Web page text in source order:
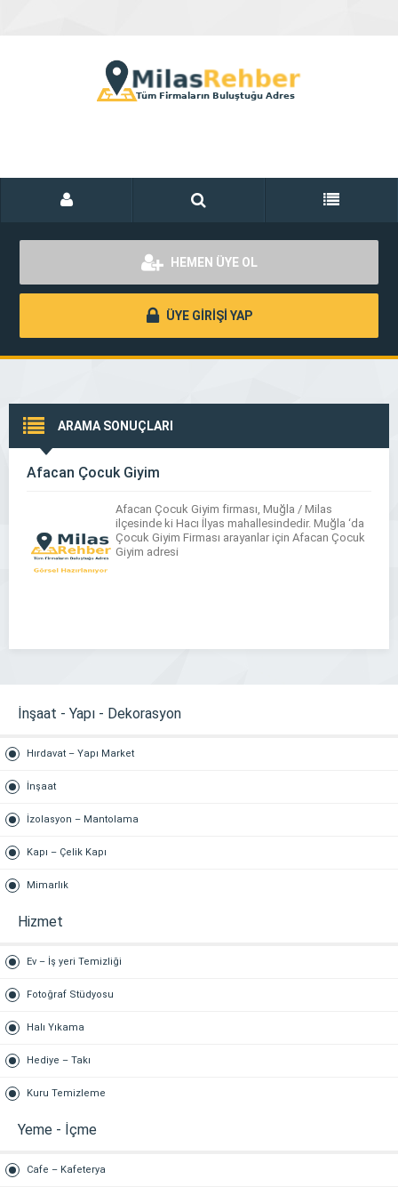
HEMEN ÜYE OL
ÜYE GİRİŞİ YAP
ARAMA SONUÇLARI
Afacan Çocuk Giyim
Afacan Çocuk Giyim firması, Muğla / Milas
ilçesinde ki Hacı İlyas mahallesindedir. Muğla ‘da
Çocuk Giyim Firması arayanlar için Afacan Çocuk
Giyim adresi
İnşaat - Yapı - Dekorasyon
Hırdavat – Yapı Market
İnşaat
İzolasyon – Mantolama
Kapı – Çelik Kapı
Mimarlık
Hizmet
Ev – İş yeri Temizliği
Fotoğraf Stüdyosu
Halı Yıkama
Hediye – Takı
Kuru Temizleme
Yeme - İçme
Cafe – Kafeterya